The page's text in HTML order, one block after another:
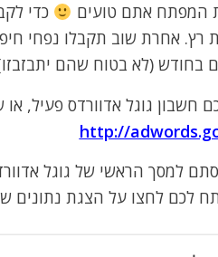
המפתח אתם טועים
כדי
אחרת שוב תקבלו נפחי
חשבון גוגל אדוורדס פעיל,
http://
למסך הראשי של גוגל
לכם לחצו על הצגת נתונים